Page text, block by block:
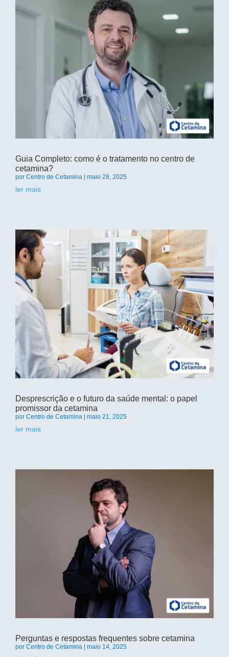
Guia Completo: como é o tratamento no centro de
cetamina?
por Centro de Cetamina maio 28, 2025
ler mais
Desprescrição e o futuro da saúde mental: o papel
promissor da cetamina
por Centro de Cetamina maio 21, 2025
ler mais
Perguntas e respostas frequentes sobre cetamina
por Centro de Cetamina maio 14, 2025